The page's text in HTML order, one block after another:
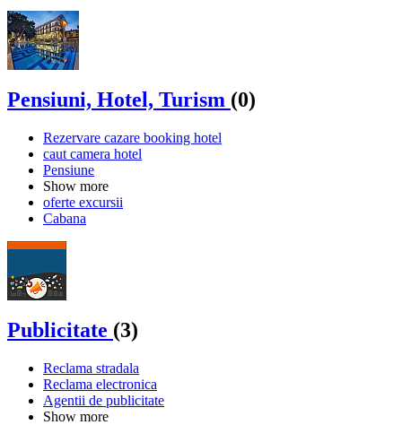
Pensiuni, Hotel, Turism (0)
Rezervare cazare booking hotel
caut camera hotel
Pensiune
Show more
oferte excursii
Cabana
Publicitate (3)
Reclama stradala
Reclama electronica
Agentii de publicitate
Show more